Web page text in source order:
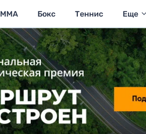
MMA Бокс Теннис Еще